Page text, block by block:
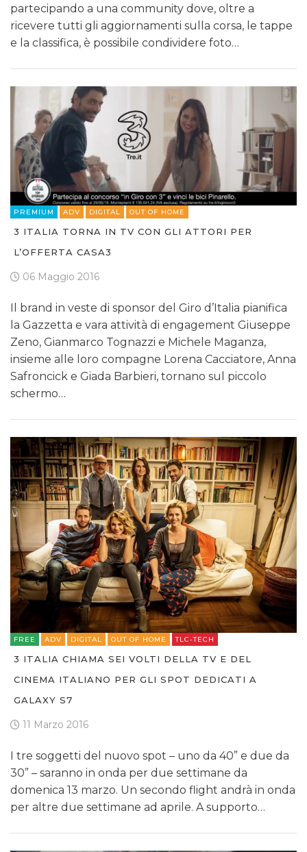
partecipando a una community dove, oltre a
ricevere tutti gli aggiornamenti sulla corsa, le tappe
e la classifica, è possibile condividere foto…
PREMIUM ADV DIGITAL OUT OF HOME
3 ITALIA TORNA IN TV CON GLI ATTORI PER
L’OFFERTA CASA3
06 Maggio 2016
Il brand in veste di sponsor del Giro d’Italia pianifica
la Gazzetta e vara attività di engagement Giuseppe
Zeno, Gianmarco Tognazzi e Michele Maganza,
insieme alle loro compagne Lorena Cacciatore, Anna
Safroncick e Giada Barbieri, tornano sul piccolo
schermo…
FREE ADV DIGITAL OUT OF HOME TLC-TECH
3 ITALIA CHIAMA SEI VOLTI DELLA TV E DEL
CINEMA ITALIANO PER GLI SPOT DEDICATI A
GALAXY S7
11 Marzo 2016
I tre soggetti del nuovo spot – uno da 40” e due da
30” – saranno in onda per due settimane da
domenica 13 marzo. Un secondo flight andrà in onda
per altre due settimane ad aprile. A supporto…